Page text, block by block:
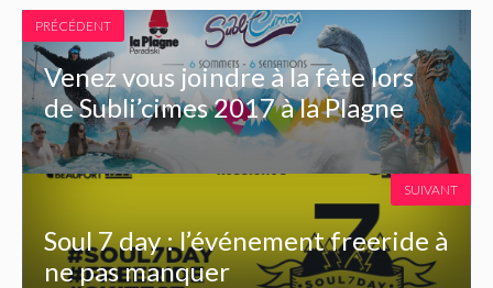
PRÉCÉDENT
Venez vous joindre à la fête lors
de Subli’cimes 2017 à la Plagne
Soul 7 day : l’événement freeride à
ne pas manquer
SUIVANT